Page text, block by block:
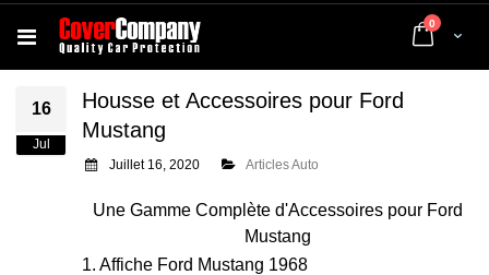
Cart
0 articles
16
Jul
Housse et Accessoires pour Ford
Mustang
Juillet 16, 2020 Articles Auto
Une Gamme Complète d'Accessoires pour Ford
Mustang
1. Affiche Ford Mustang 1968